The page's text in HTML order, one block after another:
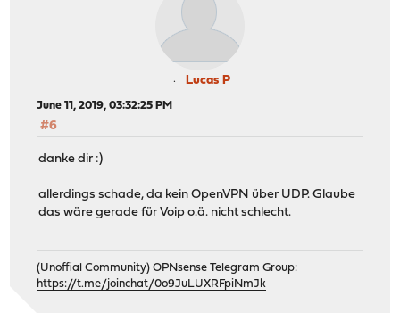
Lucas P
June 11, 2019, 03:32:25 PM
#6
danke dir :)
allerdings schade, da kein OpenVPN über UDP. Glaube
das wäre gerade für Voip o.ä. nicht schlecht.
(Unoffial Community) OPNsense Telegram Group:
https://t.me/joinchat/0o9JuLUXRFpiNmJk